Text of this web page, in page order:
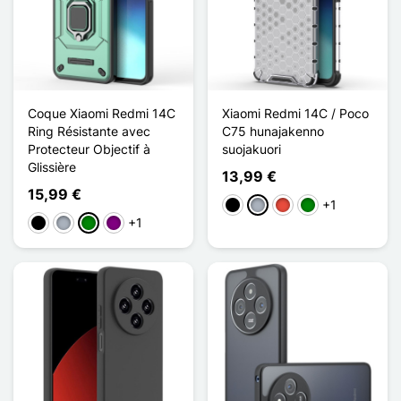
Coque Xiaomi Redmi 14C
Ring Résistante avec
Protecteur Objectif à
Glissière
15,99 €
MustaHarmaa
VihreäViolet
+1
Xiaomi Redmi 14C / Poco
C75 hunajakenno
suojakuori
13,99 €
MustaHarmaaPunainen
Vihreä
+1